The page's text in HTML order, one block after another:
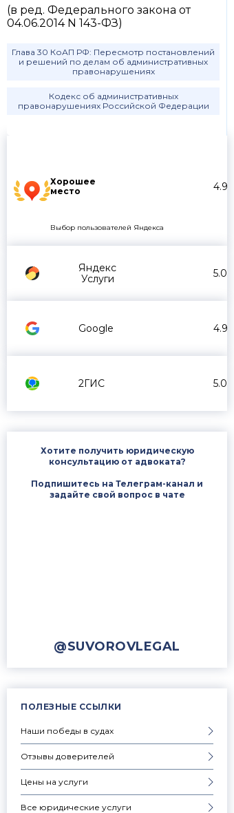
Хорошее
место
4.9
Выбор пользователей Яндекса
Яндекс
Услуги
5.0
Google 4.9
2ГИС 5.0
Хотите получить юридическую
консультацию от адвоката?
Подпишитесь на Телеграм-канал и
задайте свой вопрос в чате
@SUVOROVLEGAL
ПОЛЕЗНЫЕ ССЫЛКИ
Наши победы в судах
Отзывы доверителей
Цены на услуги
Все юридические услуги
(в ред. Федерального закона от
04.06.2014 N 143-ФЗ)
Глава 30 КоАП РФ: Пересмотр постановлений
и решений по делам об административных
правонарушениях
Кодекс об административных
правонарушениях Российской Федерации